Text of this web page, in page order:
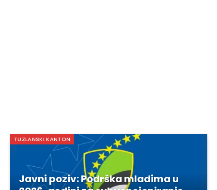
TUZLANSKI KANTON
Javni poziv: Podrška mladima u